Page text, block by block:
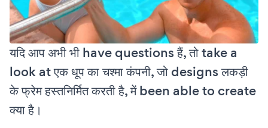
यदि आप अभी भी have questions हैं, तो take a
look at एक धूप का चश्मा कंपनी, जो designs लकड़ी
के फ्रेम हस्तनिर्मित करती है, में been able to create
क्या है।